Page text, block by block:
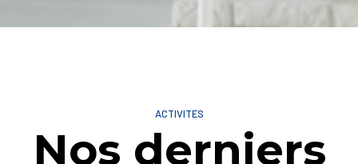
ACTIVITES
Nos derniers